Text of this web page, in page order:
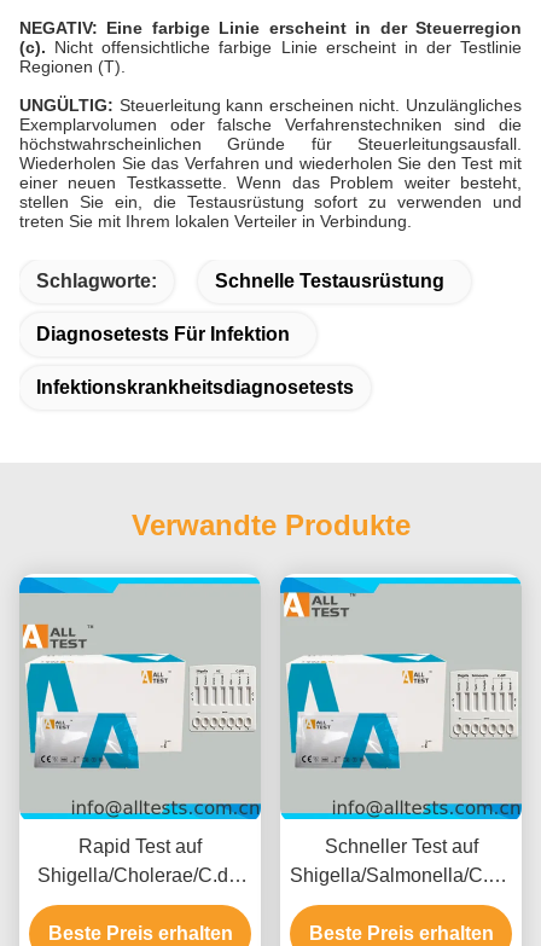
NEGATIV: Eine farbige Linie erscheint in der Steuerregion
(c). Nicht offensichtliche farbige Linie erscheint in der Testlinie
Regionen (T).
UNGÜLTIG: Steuerleitung kann erscheinen nicht. Unzulängliches
Exemplarvolumen oder falsche Verfahrenstechniken sind die
höchstwahrscheinlichen Gründe für Steuerleitungsausfall.
Wiederholen Sie das Verfahren und wiederholen Sie den Test mit
einer neuen Testkassette. Wenn das Problem weiter besteht,
stellen Sie ein, die Testausrüstung sofort zu verwenden und
treten Sie mit Ihrem lokalen Verteiler in Verbindung.
Schlagworte: Schnelle Testausrüstung
Diagnosetests Für Infektion
Infektionskrankheitsdiagnosetests
Verwandte Produkte
Rapid Test auf
Shigella/Cholerae/C.diff
bei bakteriellem Durchfall
mit einer Lesezeit von 10
Beste Preis erhalten
Schneller Test auf
Shigella/Salmonella/C.diff
bei bakteriellem Durchfall
mit schnellen
Beste Preis erhalten